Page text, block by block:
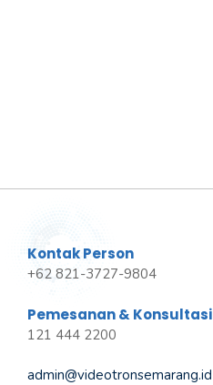
Kontak Person
+62 821-3727-9804
Pemesanan & Konsultasi
121 444 2200
admin@videotronsemarang.id